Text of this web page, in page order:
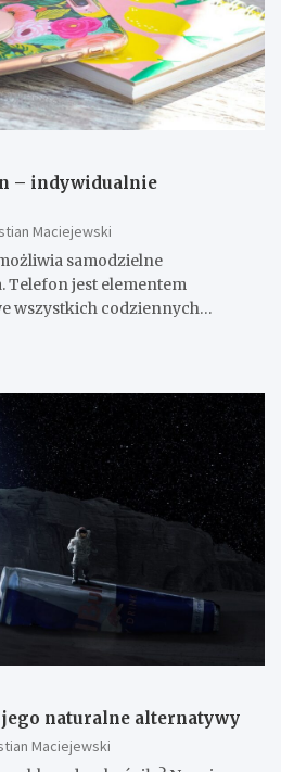
– indywidualnie
Maciejewski
samodzielne
jest elementem
wszystkich codziennych…
jego naturalne alternatywy
Maciejewski